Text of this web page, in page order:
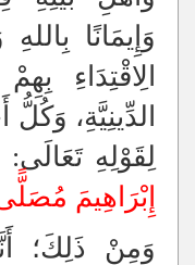
وَإِيمَانًا
الِاقْتِدَاءِ
الدِّينِيَّةِ،
لِقَوْلِهِ
إِبْرَاهِيمَ
وَمِنْ ذَلِكَ؛